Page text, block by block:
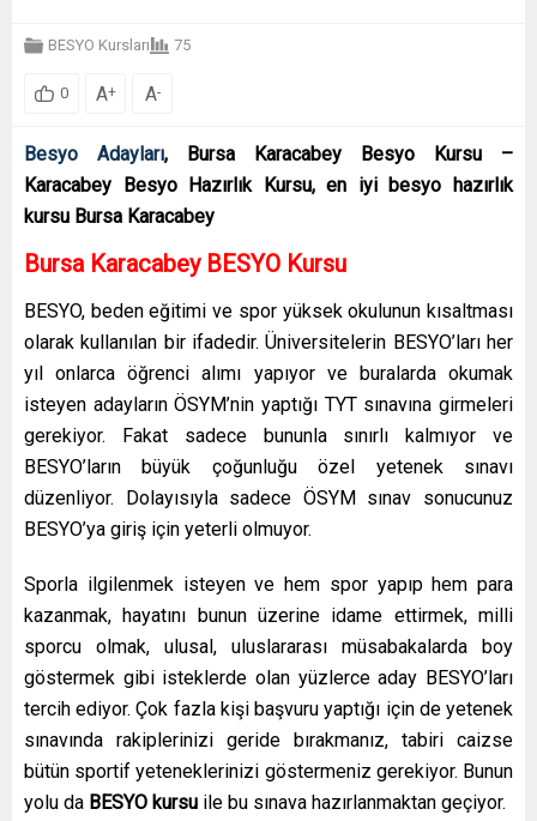
BESYO Kursları 75
0 A+ A-
Besyo Adayları, Bursa Karacabey Besyo Kursu –
Karacabey Besyo Hazırlık Kursu, en iyi besyo hazırlık
kursu Bursa Karacabey
Bursa Karacabey BESYO Kursu
BESYO, beden eğitimi ve spor yüksek okulunun kısaltması
olarak kullanılan bir ifadedir. Üniversitelerin BESYO’ları her
yıl onlarca öğrenci alımı yapıyor ve buralarda okumak
isteyen adayların ÖSYM’nin yaptığı TYT sınavına girmeleri
gerekiyor. Fakat sadece bununla sınırlı kalmıyor ve
BESYO’ların büyük çoğunluğu özel yetenek sınavı
düzenliyor. Dolayısıyla sadece ÖSYM sınav sonucunuz
BESYO’ya giriş için yeterli olmuyor.
Sporla ilgilenmek isteyen ve hem spor yapıp hem para
kazanmak, hayatını bunun üzerine idame ettirmek, milli
sporcu olmak, ulusal, uluslararası müsabakalarda boy
göstermek gibi isteklerde olan yüzlerce aday BESYO’ları
tercih ediyor. Çok fazla kişi başvuru yaptığı için de yetenek
sınavında rakiplerinizi geride bırakmanız, tabiri caizse
bütün sportif yeteneklerinizi göstermeniz gerekiyor. Bunun
yolu da BESYO kursu ile bu sınava hazırlanmaktan geçiyor.